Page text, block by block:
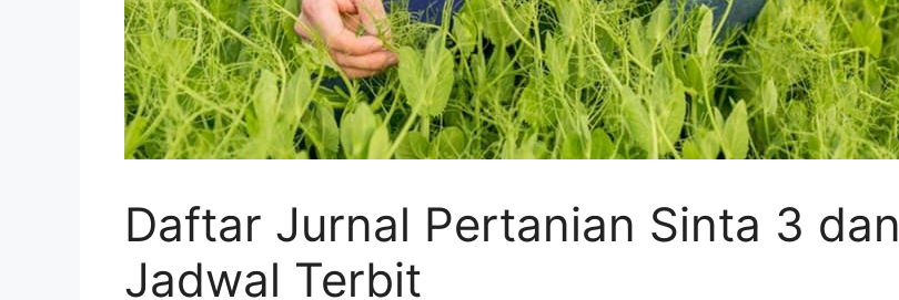
Daftar Jurnal Pertanian Sinta 3 dan
Jadwal Terbit